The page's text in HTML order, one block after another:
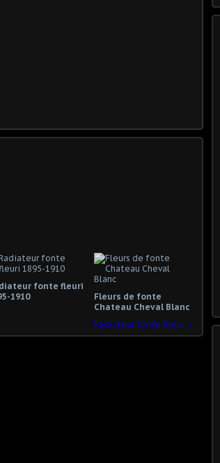
fonte fleuri
1910
Fleurs de fonte
Chateau Cheval Blanc
Radiateur fonte fleuri